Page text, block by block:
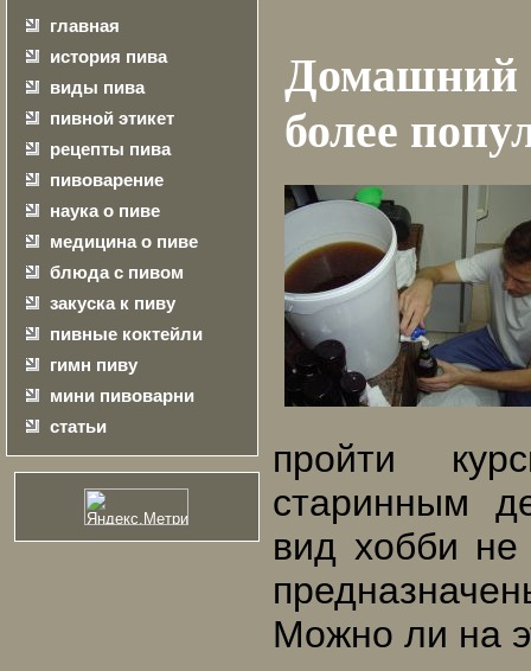
главная
история пива
виды пива
пивной этикет
рецепты пива
пивоварение
наука о пиве
медицина о пиве
блюда с пивом
закуска к пиву
пивные коктейли
гимн пиву
мини пивоварни
статьи
более
пройти
старинным
вид хобби не
Можно ли на